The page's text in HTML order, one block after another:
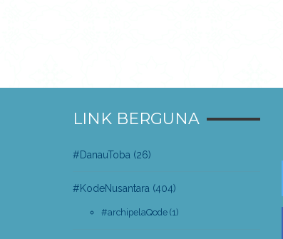
LINK BERGUNA
#DanauToba (26)
#KodeNusantara (404)
#archipelaQode (1)